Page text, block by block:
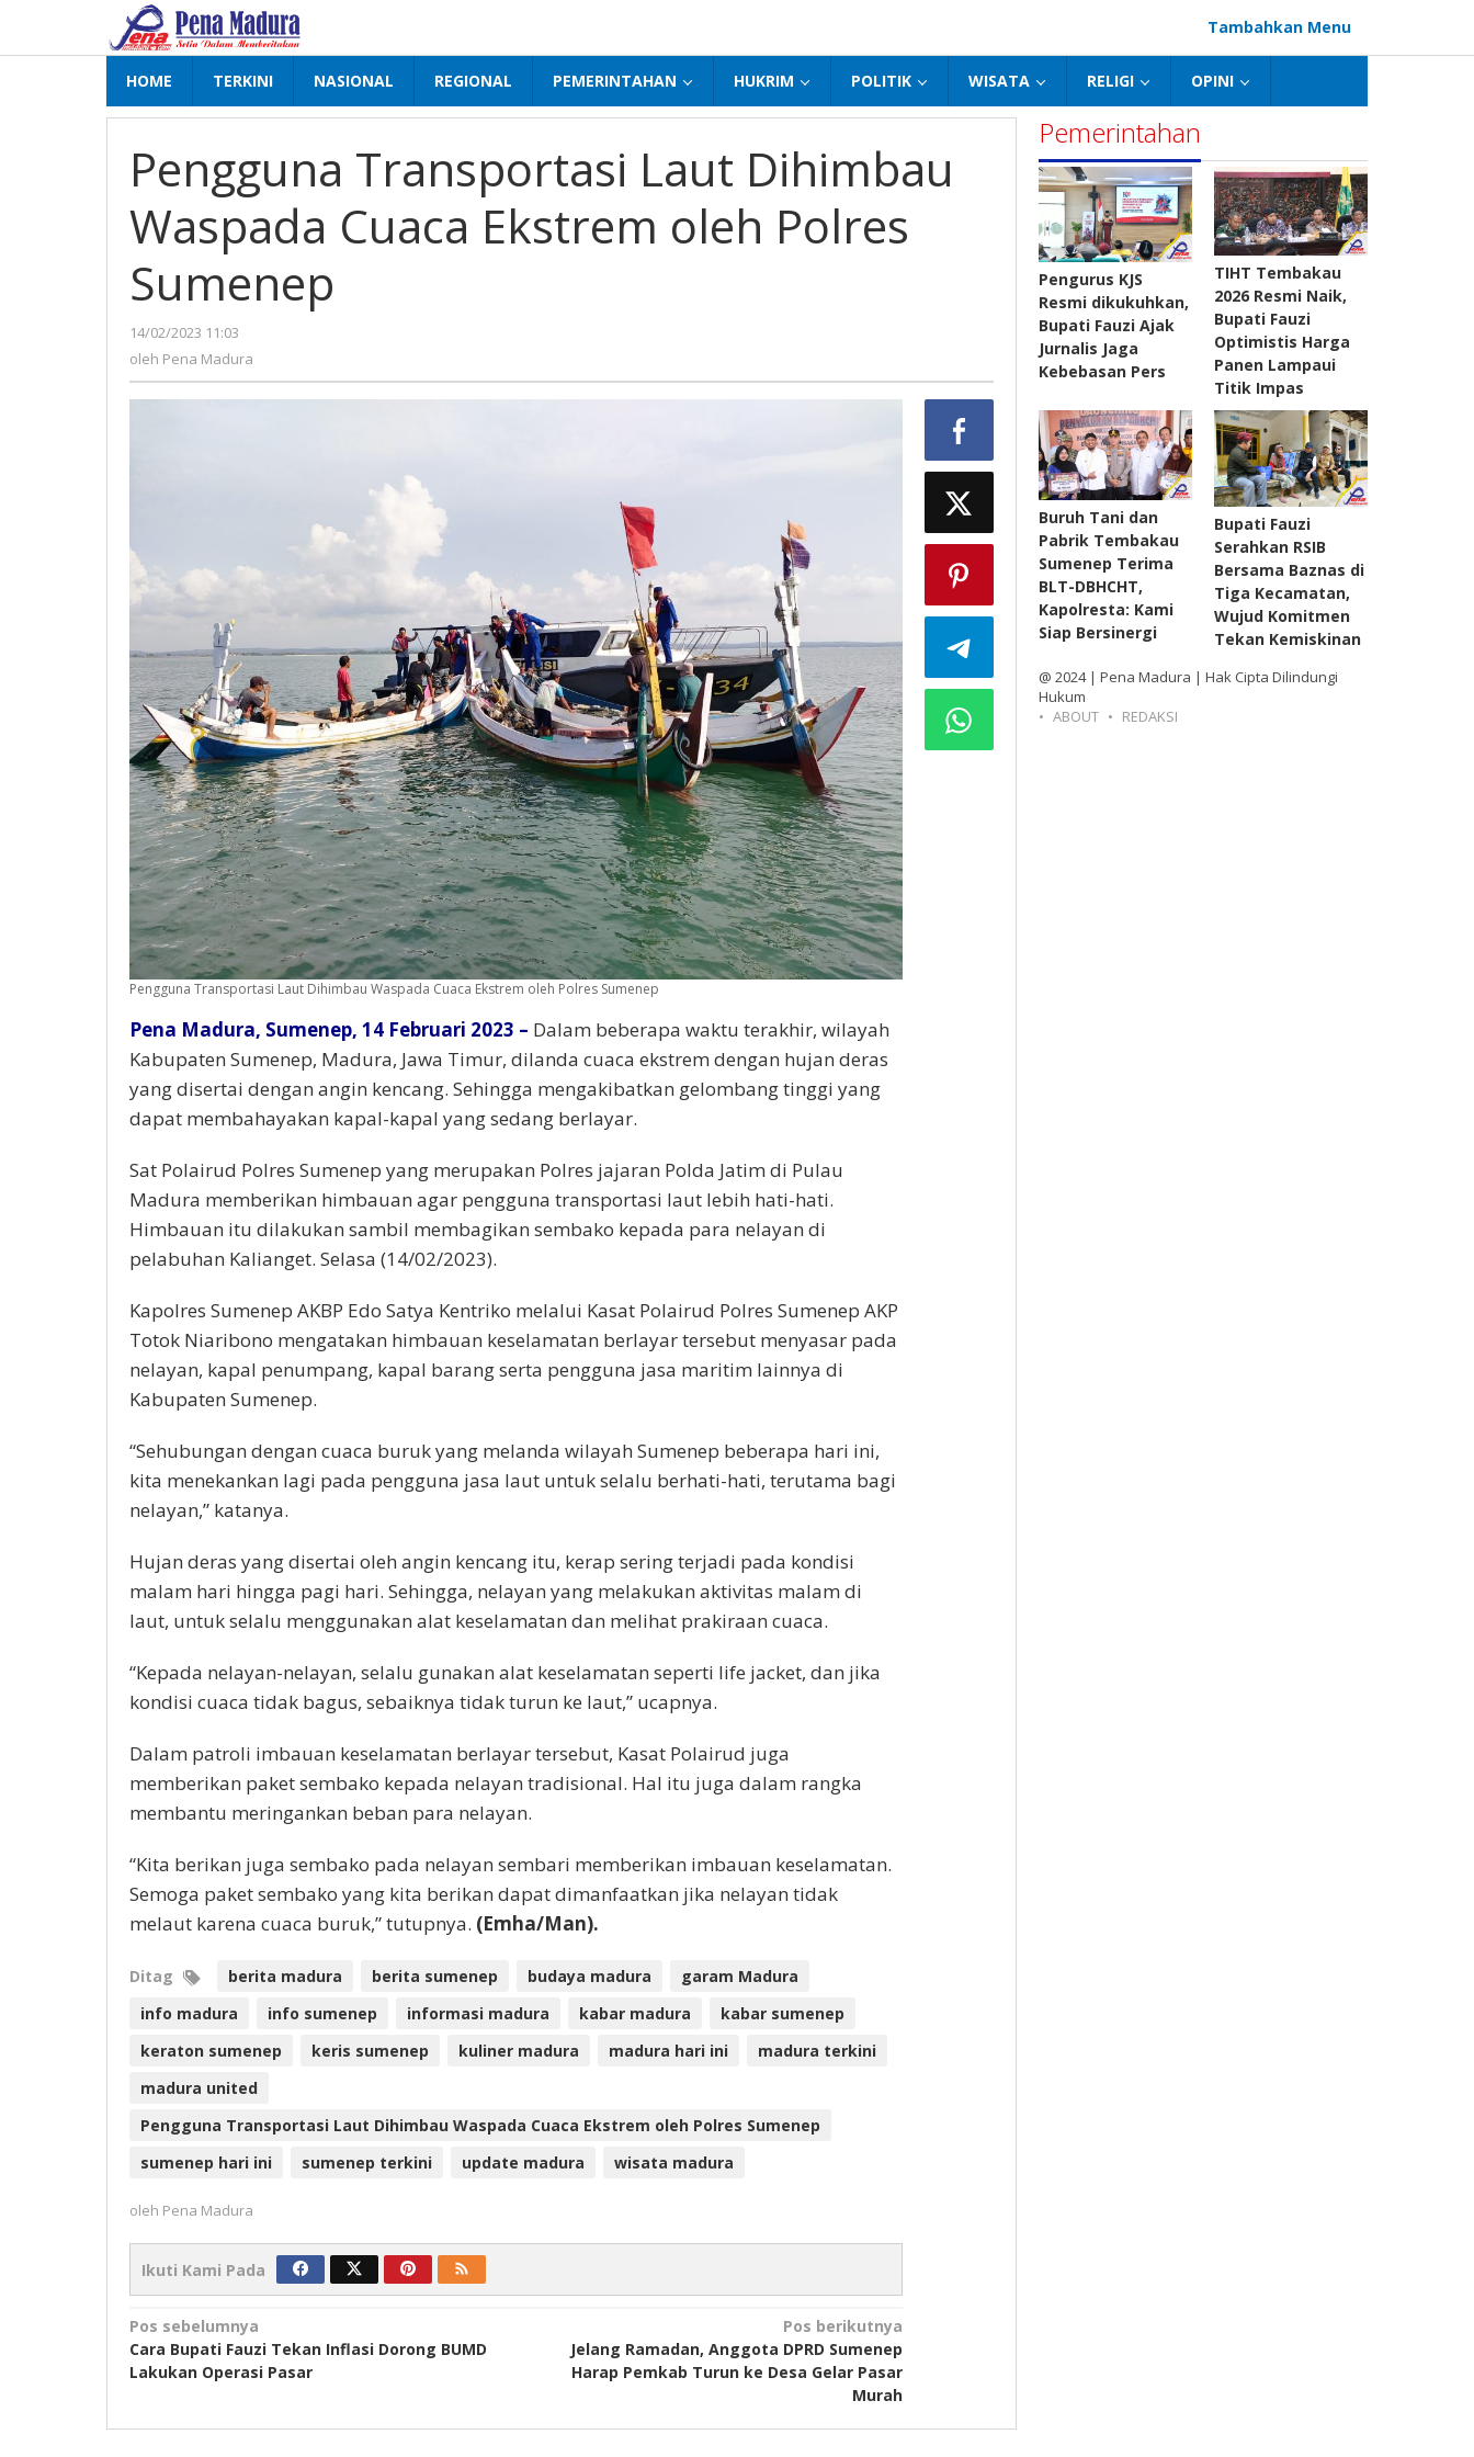
konten
Tambahkan Menu
HOME TERKINI NASIONAL REGIONAL PEMERINTAHAN HUKRIM POLITIK WISATA RELIGI OPINI
Pengguna Transportasi Laut Dihimbau
Waspada Cuaca Ekstrem oleh Polres
Sumenep
14/02/2023 11:03
Pena
oleh Pena Madura
Pengguna Transportasi Laut Dihimbau Waspada Cuaca Ekstrem oleh Polres Sumenep
Pena Madura, Sumenep, 14 Februari 2023 – Dalam beberapa waktu terakhir, wilayah
Kabupaten Sumenep, Madura, Jawa Timur, dilanda cuaca ekstrem dengan hujan deras
yang disertai dengan angin kencang. Sehingga mengakibatkan gelombang tinggi yang
dapat membahayakan kapal-kapal yang sedang berlayar.
Sat Polairud Polres Sumenep yang merupakan Polres jajaran Polda Jatim di Pulau
Madura memberikan himbauan agar pengguna transportasi laut lebih hati-hati.
Himbauan itu dilakukan sambil membagikan sembako kepada para nelayan di
pelabuhan Kalianget. Selasa (14/02/2023).
Kapolres Sumenep AKBP Edo Satya Kentriko melalui Kasat Polairud Polres Sumenep AKP
Totok Niaribono mengatakan himbauan keselamatan berlayar tersebut menyasar pada
nelayan, kapal penumpang, kapal barang serta pengguna jasa maritim lainnya di
Kabupaten Sumenep.
“Sehubungan dengan cuaca buruk yang melanda wilayah Sumenep beberapa hari ini,
kita menekankan lagi pada pengguna jasa laut untuk selalu berhati-hati, terutama bagi
nelayan,” katanya.
Hujan deras yang disertai oleh angin kencang itu, kerap sering terjadi pada kondisi
malam hari hingga pagi hari. Sehingga, nelayan yang melakukan aktivitas malam di
laut, untuk selalu menggunakan alat keselamatan dan melihat prakiraan cuaca.
“Kepada nelayan-nelayan, selalu gunakan alat keselamatan seperti life jacket, dan jika
kondisi cuaca tidak bagus, sebaiknya tidak turun ke laut,” ucapnya.
Dalam patroli imbauan keselamatan berlayar tersebut, Kasat Polairud juga
memberikan paket sembako kepada nelayan tradisional. Hal itu juga dalam rangka
membantu meringankan beban para nelayan.
“Kita berikan juga sembako pada nelayan sembari memberikan imbauan keselamatan.
Semoga paket sembako yang kita berikan dapat dimanfaatkan jika nelayan tidak
melaut karena cuaca buruk,” tutupnya. (Emha/Man).
Ditag berita madura berita sumenep budaya madura
garam Madura
info madura
info sumenep informasi madura kabar madura
kabar sumenep
keraton sumenep
keris sumenep kuliner madura madura hari ini
madura terkini
madura united
Pengguna Transportasi Laut Dihimbau Waspada Cuaca Ekstrem oleh Polres Sumenep
sumenep hari ini
sumenep terkini update madura wisata madura
oleh Pena Madura
Ikuti Kami Pada
Navigasi
pos
Pos sebelumnya
Cara Bupati Fauzi Tekan Inflasi Dorong BUMD
Lakukan Operasi Pasar
Pos berikutnya
Jelang Ramadan, Anggota DPRD Sumenep
Harap Pemkab Turun ke Desa Gelar Pasar
Murah
Pemerintahan
Pengurus KJS
Resmi dikukuhkan,
Bupati Fauzi Ajak
Jurnalis Jaga
Kebebasan Pers
TIHT Tembakau
2026 Resmi Naik,
Bupati Fauzi
Optimistis Harga
Panen Lampaui
Titik Impas
Buruh Tani dan
Pabrik Tembakau
Sumenep Terima
BLT-DBHCHT,
Kapolresta: Kami
Siap Bersinergi
Bupati Fauzi
Serahkan RSIB
Bersama Baznas di
Tiga Kecamatan,
Wujud Komitmen
Tekan Kemiskinan
@ 2024 | Pena Madura | Hak Cipta Dilindungi
Hukum
ABOUT
REDAKSI